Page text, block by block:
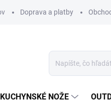
Doprava a platby
KUCHYNSKÉ NOŽE